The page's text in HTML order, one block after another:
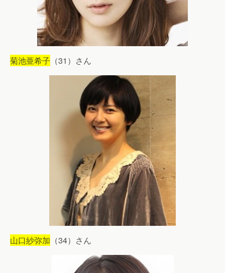
菊池亜希子 （31）さん
山口紗弥加 （34）さん